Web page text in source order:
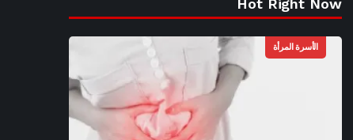
Hot Right Now
الأسرة المرأة